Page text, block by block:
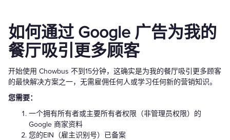
如何通过 Google 广告为我的
餐厅吸引更多顾客
开始使用 Chowbus 不到15分钟，这确实是为我的餐厅吸引更多顾客
的最快解决方案之一，无需雇佣任何人或学习任何新的营销知识。
您需要：
一个拥有所有者或主要所有者权限（非管理员权限）的
Google 商家资料
您的EIN（雇主识别号）已备案